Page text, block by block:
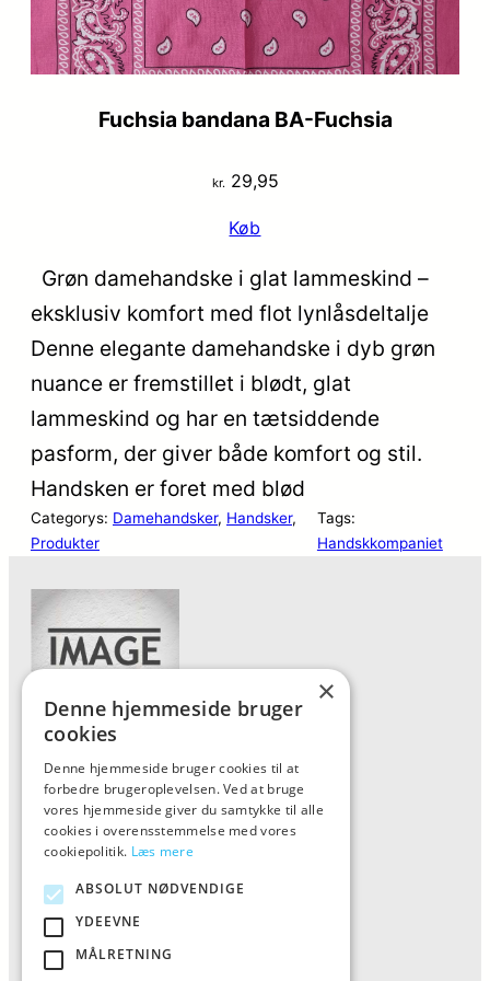
Fuchsia bandana BA-Fuchsia
kr. 29,95
Køb
Grøn damehandske i glat lammeskind –
eksklusiv komfort med flot lynlåsdeltalje
Denne elegante damehandske i dyb grøn
nuance er fremstillet i blødt, glat
lammeskind og har en tætsiddende
pasform, der giver både komfort og stil.
Handsken er foret med blød
Categorys: Damehandsker, Handsker
Produkter
Tags:
Handskkompaniet
Forside
Vis alle produkter
Kontakt
ALFA
×
Denne hjemmeside bruger
cookies
Denne hjemmeside bruger cookies til at
forbedre brugeroplevelsen. Ved at bruge
vores hjemmeside giver du samtykke til alle
cookies i overensstemmelse med vores
cookiepolitik. Læs mere
ABSOLUT NØDVENDIGE
YDEEVNE
MÅLRETNING